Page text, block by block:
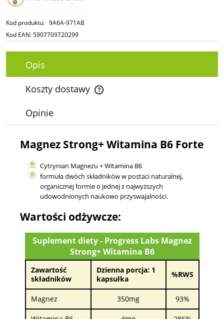
Kod produktu: 9A6A-971AB
Kod EAN:5907709720299
Opis
Koszty dostawy
Cena nie zawiera ewentualnych kosztów płatności
Opinie
Magnez Strong+ Witamina B6 Forte
Cytrynian Magnezu + Witamina B6
formuła dwóch składników w postaci naturalnej,
organicznej formie o jednej z najwyższych
udowodnionych naukowo przyswajalności.
Wartości odżywcze:
Suplement diety - Progress Labs Magnez
Strong+ Witamina B6
Zawartość
składników
Dzienna porcja: 1
kapsułka
%RWS
Magnez 350mg 93%